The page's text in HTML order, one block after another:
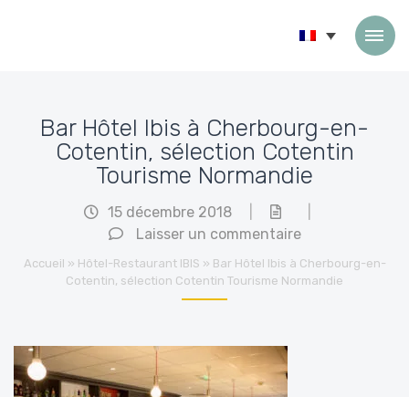
Bar Hôtel Ibis à Cherbourg-en-
Cotentin, sélection Cotentin
Tourisme Normandie
15 décembre 2018
Laisser un commentaire
Accueil » Hôtel-Restaurant IBIS » Bar Hôtel Ibis à Cherbourg-en-
Cotentin, sélection Cotentin Tourisme Normandie